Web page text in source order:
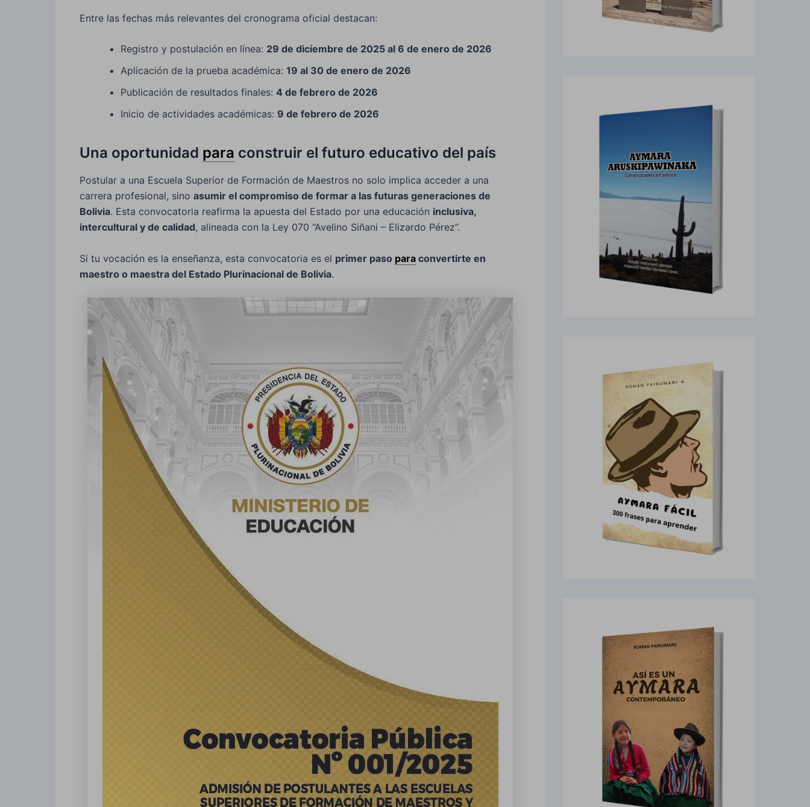
Entre las fechas más relevantes del cronograma oficial destacan:
Registro y postulación en línea: 29 de diciembre de 2025 al 6 de enero de 2026
Aplicación de la prueba académica: 19 al 30 de enero de 2026
Publicación de resultados finales: 4 de febrero de 2026
Inicio de actividades académicas: 9 de febrero de 2026
Una oportunidad para construir el futuro educativo del país
Postular a una Escuela Superior de Formación de Maestros no solo implica acceder a una
carrera profesional, sino asumir el compromiso de formar a las futuras generaciones de
Bolivia. Esta convocatoria reafirma la apuesta del Estado por una educación inclusiva,
intercultural y de calidad, alineada con la Ley 070 “Avelino Siñani – Elizardo Pérez”.
Si tu vocación es la enseñanza, esta convocatoria es el primer paso para convertirte en
maestro o maestra del Estado Plurinacional de Bolivia.